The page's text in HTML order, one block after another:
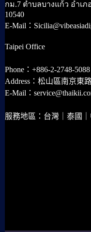
กม.7 ตำบลบางแก้ว อำเ
10540
E-Mail：
Taipei Office
Phone：+886-2-2748-5088
Address：松山區南京東
E-Mail：
服務地區：台灣｜泰國